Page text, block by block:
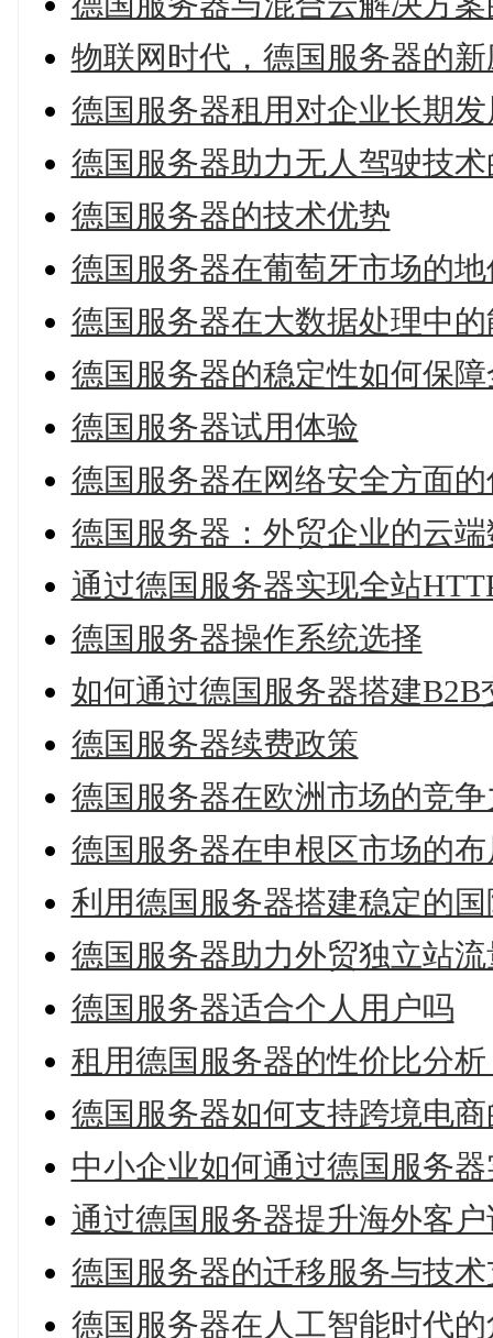
物联网时代，德国服务器的
德国服务器租用对企业长期
德国服务器助力无人驾驶技
德国服务器的技术优势
德国服务器在葡萄牙市场的地
德国服务器在大数据处理中
德国服务器的稳定性如何保
德国服务器试用体验
德国服务器在网络安全方面
德国服务器：外贸企业的云
通过德国服务器实现全站
德国服务器操作系统选择
如何通过德国服务器搭建B2B
德国服务器续费政策
德国服务器在欧洲市场的竞
德国服务器在申根区市场的布
利用德国服务器搭建稳定的
德国服务器助力外贸独立站
德国服务器适合个人用户吗
租用德国服务器的性价比分
德国服务器如何支持跨境电
中小企业如何通过德国服务
通过德国服务器提升海外客
德国服务器的迁移服务与技
德国服务器在人工智能时代